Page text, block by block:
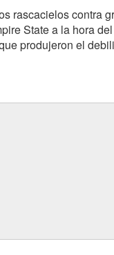
rascacielos contra
State a la hora
produjeron el